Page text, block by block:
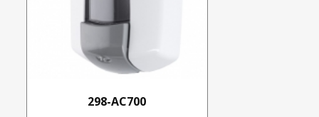
298-AC700